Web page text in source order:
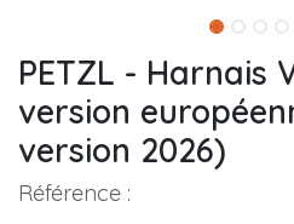
PETZL - Harnais
version
version 2026)
Référence :